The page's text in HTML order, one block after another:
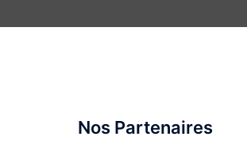
Nos Partenaires